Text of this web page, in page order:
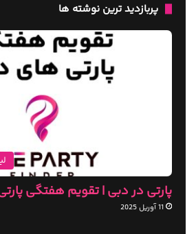
پربازدید ترین نوشته ها
پارتی در دبی | تقویم هفتگی
11 آوریل 2025